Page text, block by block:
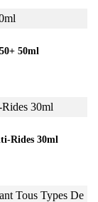
50ml
Rides 30ml